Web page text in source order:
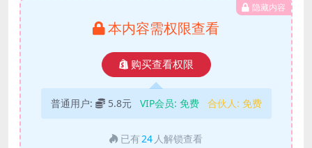
隐藏内容
本内容需权限查看
购买查看权限
普通用户: 5.8元 VIP会员: 免费 合伙人: 免费
已有24 人解锁查看